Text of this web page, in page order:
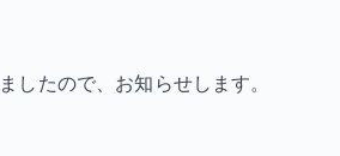
したので、お知らせします。